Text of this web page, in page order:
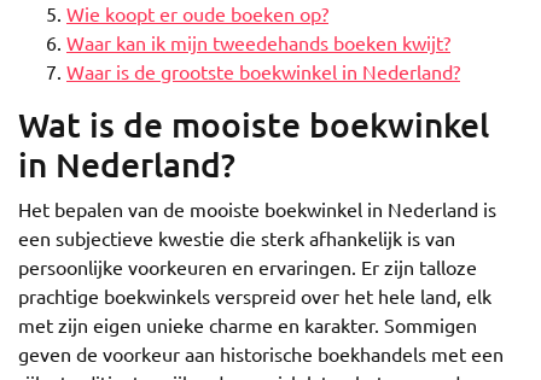
Wie koopt er oude boeken op?
Waar kan ik mijn tweedehands boeken kwijt?
Waar is de grootste boekwinkel in Nederland?
Wat is de mooiste boekwinkel
in Nederland?
Het bepalen van de mooiste boekwinkel in Nederland is
een subjectieve kwestie die sterk afhankelijk is van
persoonlijke voorkeuren en ervaringen. Er zijn talloze
prachtige boekwinkels verspreid over het hele land, elk
met zijn eigen unieke charme en karakter. Sommigen
geven de voorkeur aan historische boekhandels met een